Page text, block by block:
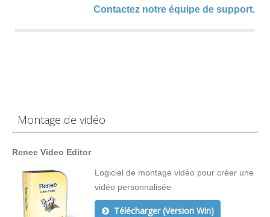
Contactez notre équipe de support.
Montage de vidéo
Renee Video Editor
Logiciel de montage vidéo pour créer une
vidéo personnalisée
Télécharger (Version Win)